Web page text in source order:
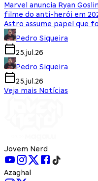
Marvel anuncia Ryan
filme do anti-herói em
Astro assume papel que
Pedro Siqueira
25.jul.26
Pedro Siqueira
25.jul.26
Veja mais Notícias
Jovem Nerd
Azaghal